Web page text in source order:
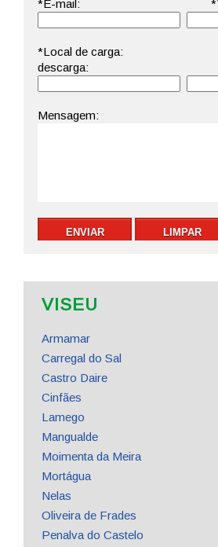
VISEU
Armamar
Carregal do Sal
Castro Daire
Cinfães
Lamego
Mangualde
Moimenta da Meira
Mortágua
Nelas
Oliveira de Frades
Penalva do Castelo